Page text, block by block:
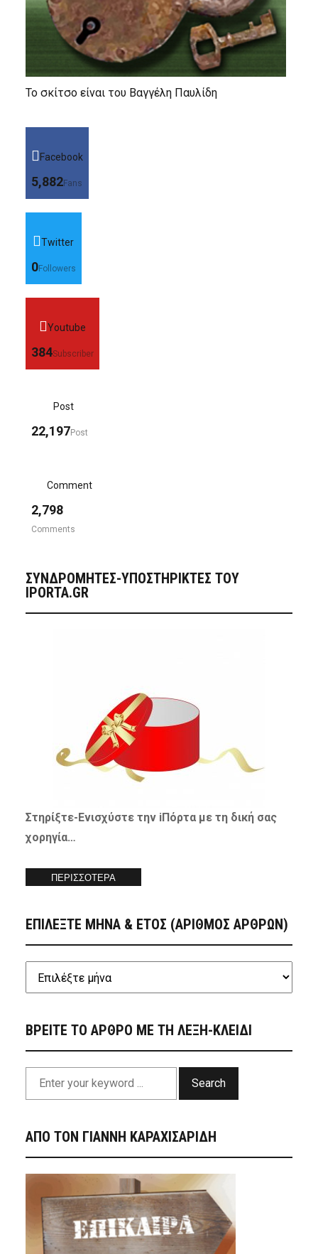
Το σκίτσο είναι του Βαγγέλη Παυλίδη
Facebook
5,882Fans
Twitter
0Followers
Youtube
384Subscriber
Post
22,197Post
Comment
2,798
Comments
ΣΥΝΔΡΟΜΗΤΈΣ-ΥΠΟΣΤΗΡΙΚΤΈΣ ΤΟΥ
IPORTA.GR
Στηρίξτε-Ενισχύστετην iΠόρτα με τη δική σας
χορηγία…
ΠΕΡΙΣΣΟΤΕΡΑ
ΕΠΙΛΕΞΤΕ ΜΗΝΑ & ΕΤΟΣ (ΑΡΙΘΜΟΣ ΑΡΘΡΩΝ)
ΒΡΕΙΤΕ ΤΟ ΑΡΘΡΟ ΜΕ ΤΗ ΛΕΞΗ-ΚΛΕΙΔΙ
Search
ΑΠΟ ΤΟΝ ΓΙΑΝΝΗ ΚΑΡΑΧΙΣΑΡΙΔΗ